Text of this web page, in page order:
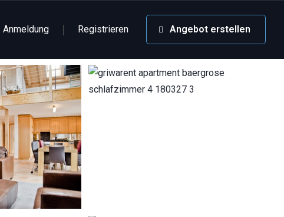
Anmeldung Registrieren Angebot erstellen